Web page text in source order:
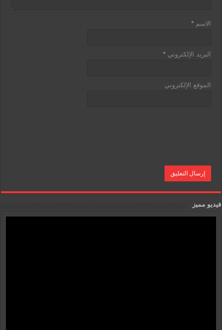
الاسم*
البريد الإلكتروني*
الموقع الإلكتروني
فيديو مميز